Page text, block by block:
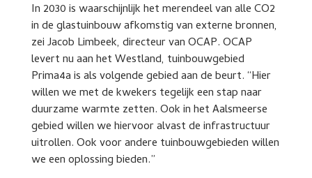
In 2030 is waarschijnlijk het merendeel van alle CO2
in de glastuinbouw afkomstig van externe bronnen,
zei Jacob Limbeek, directeur van OCAP. OCAP
levert nu aan het Westland, tuinbouwgebied
Prima4a is als volgende gebied aan de beurt. “Hier
willen we met de kwekers tegelijk een stap naar
duurzame warmte zetten. Ook in het Aalsmeerse
gebied willen we hiervoor alvast de infrastructuur
uitrollen. Ook voor andere tuinbouwgebieden willen
we een oplossing bieden.”